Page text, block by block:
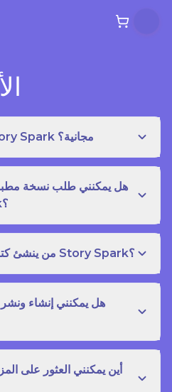
هل قراءة مكتبة مجتمع Story Spark مجانية؟
هل يمكنني طلب نسخة
قصص على Story Spark؟
من ينشئ كتب قصص في مكتبة مجتمع Story Spark؟
هل يمكنني إنشاء
أين يمكنني العثور على